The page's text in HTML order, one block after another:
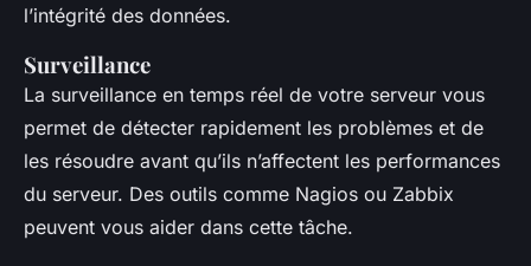
l’intégrité des données.
Surveillance
La surveillance en temps réel de votre serveur vous
permet de détecter rapidement les problèmes et de
les résoudre avant qu’ils n’affectent les performances
du serveur. Des outils comme Nagios ou Zabbix
peuvent vous aider dans cette tâche.